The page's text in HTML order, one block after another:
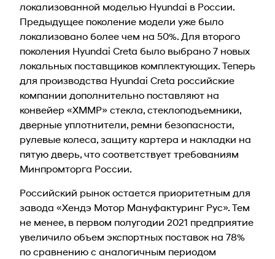
локализованной моделью Hyundai в России.
Предыдущее поколение модели уже было
локализовано более чем на 50%. Для второго
поколения Hyundai Creta было выбрано 7 новых
локальных поставщиков комплектующих. Теперь
для производства Hyundai Creta российские
компании дополнительно поставляют на
конвейер «ХММР» стекла, стеклоподъемники,
дверные уплотнители, ремни безопасности,
рулевые колеса, защиту картера и накладки на
пятую дверь, что соответствует требованиям
Минпромторга России.
Российский рынок остается приоритетным для
завода «Хендэ Мотор Мануфактуринг Рус». Тем
не менее, в первом полугодии 2021 предприятие
увеличило объем экспортных поставок на 78%
по сравнению с аналогичным периодом